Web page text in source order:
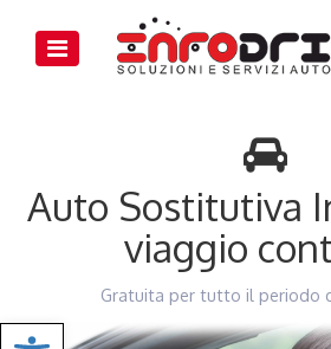
Apri Impostazioni
Auto Sostitutiva
viaggio
Gratuita per tutto il periodo